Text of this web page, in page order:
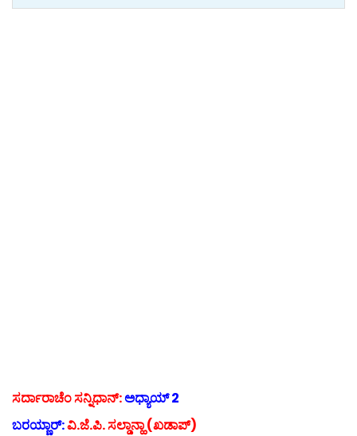
ಸರ್ದಾರಾಚೆಂ ಸನ್ನಿಧಾನ್:ಅಧ್ಯಾಯ್ 2
ಬರಯ್ಣಾರ್:ವಿ.ಜೆ.ಪಿ. ಸಲ್ಡಾನ್ಹಾ (ಖಡಾಪ್)